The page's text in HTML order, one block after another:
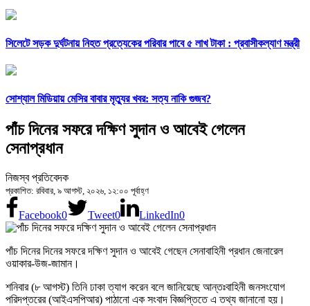
সিলেটে সড়ক দুর্ঘটনায় নিহত প্রত্যেকের পরিবার পাবে ৫ লাখ টাকা : প্রবাসীকল্যাণ মন্ত্রী
সোশ্যাল মিডিয়ায় মেসির বাবার মৃত্যুর খবর: সত্য নাকি গুজব?
পাঁচ দিনের সফরে দক্ষিণ সুদান ও আবেই গেলেন
সেনাপ্রধান
নিজস্ব প্রতিবেদক
প্রকাশিত: রবিবার, ৯ আগস্ট, ২০২৬, ১২:০০ পূর্বাহ্ণ
Facebook0 Tweet0 LinkedIn0
পাঁচ দিনের দিনের সফরে দক্ষিণ সুদান ও আবেই গেছেন সেনাবাহিনী প্রধান জেনারেল
ওয়াকার-উজ-জামান।
শনিবার (৮ আগস্ট) তিনি ঢাকা ত্যাগ করেন বলে জানিয়েছে আন্তঃবাহিনী জনসংযোগ
পরিদপ্তরের (আইএসপিআর) পাঠানো এক সংবাদ বিজ্ঞপ্তিতে এ তথ্য জানানো হয়।